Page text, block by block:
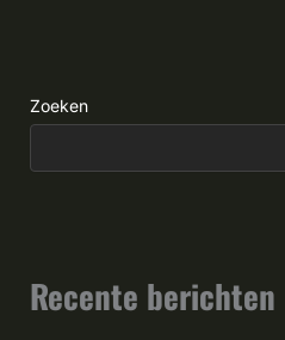
Zoeken
Recente berichten